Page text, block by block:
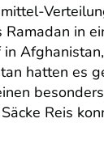
in
hatten es
Reis